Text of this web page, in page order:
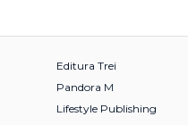
Editura Trei
Pandora M
Lifestyle Publishing